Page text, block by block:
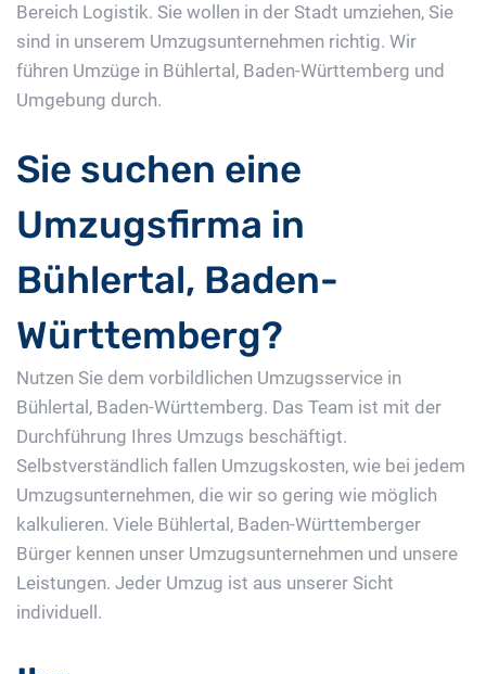
Bereich Logistik. Sie wollen in der Stadt umziehen, Sie
sind in unserem Umzugsunternehmen richtig. Wir
führen Umzüge in Bühlertal, Baden-Württemberg und
Umgebung durch.
Sie suchen eine
Umzugsfirma in
Bühlertal, Baden-
Württemberg?
Nutzen Sie dem vorbildlichen Umzugsservice in
Bühlertal, Baden-Württemberg. Das Team ist mit der
Durchführung Ihres Umzugs beschäftigt.
Selbstverständlich fallen Umzugskosten, wie bei jedem
Umzugsunternehmen, die wir so gering wie möglich
kalkulieren. Viele Bühlertal, Baden-Württemberger
Bürger kennen unser Umzugsunternehmen und unsere
Leistungen. Jeder Umzug ist aus unserer Sicht
individuell.